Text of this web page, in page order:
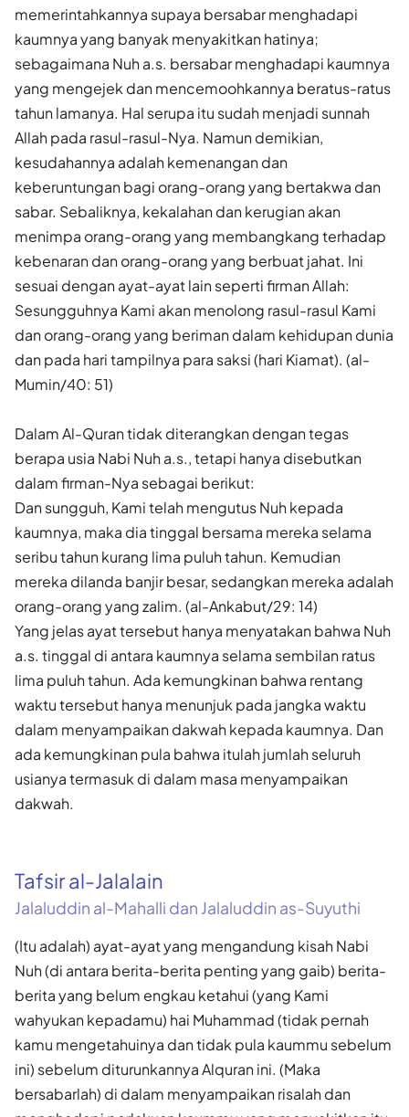
memerintahkannya supaya bersabar menghadapi
kaumnya yang banyak menyakitkan hatinya;
sebagaimana Nuh a.s. bersabar menghadapi kaumnya
yang mengejek dan mencemoohkannya beratus-ratus
tahun lamanya. Hal serupa itu sudah menjadi sunnah
Allah pada rasul-rasul-Nya. Namun demikian,
kesudahannya adalah kemenangan dan
keberuntungan bagi orang-orang yang bertakwa dan
sabar. Sebaliknya, kekalahan dan kerugian akan
menimpa orang-orang yang membangkang terhadap
kebenaran dan orang-orang yang berbuat jahat. Ini
sesuai dengan ayat-ayat lain seperti firman Allah:
Sesungguhnya Kami akan menolong rasul-rasul Kami
dan orang-orang yang beriman dalam kehidupan dunia
dan pada hari tampilnya para saksi (hari Kiamat). (al-
Mumin/40: 51)
Dalam Al-Quran tidak diterangkan dengan tegas
berapa usia Nabi Nuh a.s., tetapi hanya disebutkan
dalam firman-Nya sebagai berikut:
Dan sungguh, Kami telah mengutus Nuh kepada
kaumnya, maka dia tinggal bersama mereka selama
seribu tahun kurang lima puluh tahun. Kemudian
mereka dilanda banjir besar, sedangkan mereka adalah
orang-orang yang zalim. (al-Ankabut/29: 14)
Yang jelas ayat tersebut hanya menyatakan bahwa Nuh
a.s. tinggal di antara kaumnya selama sembilan ratus
lima puluh tahun. Ada kemungkinan bahwa rentang
waktu tersebut hanya menunjuk pada jangka waktu
dalam menyampaikan dakwah kepada kaumnya. Dan
ada kemungkinan pula bahwa itulah jumlah seluruh
usianya termasuk di dalam masa menyampaikan
dakwah.
Tafsir al-Jalalain
Jalaluddin al-Mahalli dan Jalaluddin as-Suyuthi
(Itu adalah) ayat-ayat yang mengandung kisah Nabi
Nuh (di antara berita-berita penting yang gaib) berita-
berita yang belum engkau ketahui (yang Kami
wahyukan kepadamu) hai Muhammad (tidak pernah
kamu mengetahuinya dan tidak pula kaummu sebelum
ini) sebelum diturunkannya Alquran ini. (Maka
bersabarlah) di dalam menyampaikan risalah dan